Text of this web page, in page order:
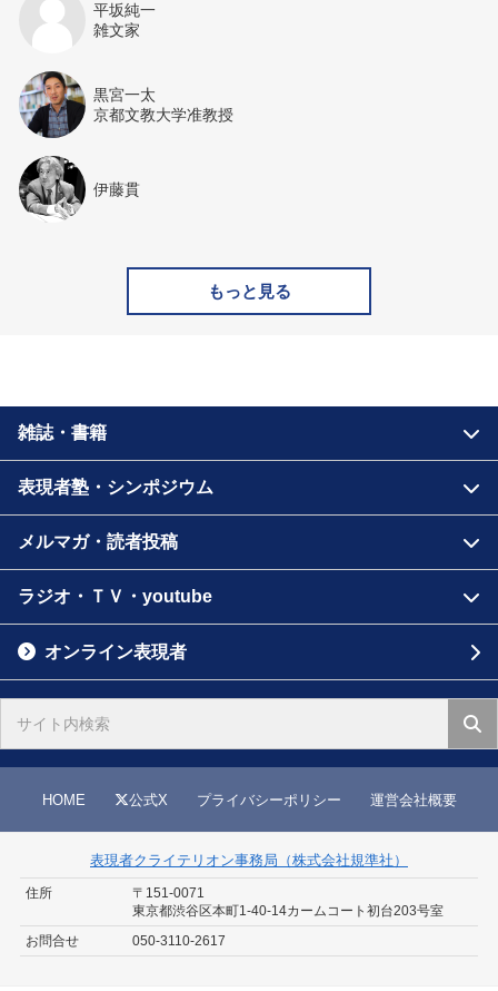
平坂純一
雑文家
黒宮一太
京都文教大学准教授
伊藤貫
もっと見る
雑誌・書籍
表現者塾・シンポジウム
メルマガ・読者投稿
ラジオ・ＴＶ・youtube
オンライン表現者
HOME 公式X プライバシーポリシー 運営会社概要
表現者クライテリオン事務局（株式会社規準社）
住所
〒151-0071
東京都渋谷区本町1-40-14カームコート初台203号室
お問合せ
050-3110-2617